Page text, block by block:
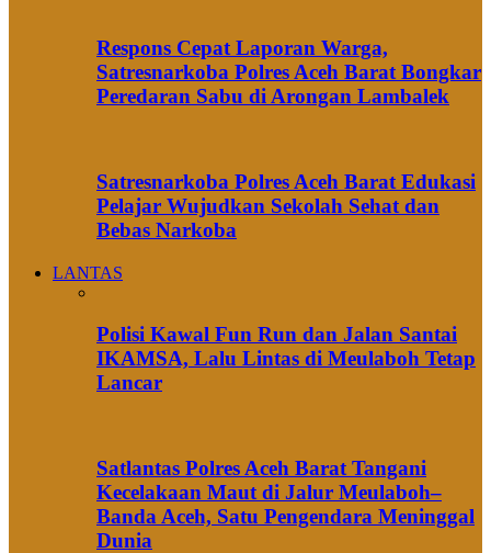
Respons Cepat Laporan Warga,
Satresnarkoba Polres Aceh Barat Bongkar
Peredaran Sabu di Arongan Lambalek
Satresnarkoba Polres Aceh Barat Edukasi
Pelajar Wujudkan Sekolah Sehat dan
Bebas Narkoba
LANTAS
Polisi Kawal Fun Run dan Jalan Santai
IKAMSA, Lalu Lintas di Meulaboh Tetap
Lancar
Satlantas Polres Aceh Barat Tangani
Kecelakaan Maut di Jalur Meulaboh–
Banda Aceh, Satu Pengendara Meninggal
Dunia